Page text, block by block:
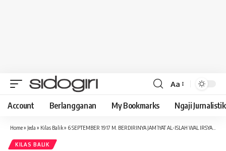
Font
Resizer
Aa
Account Berlangganan My Bookmarks Ngaji Jurnalistik
Home» Jeda » Kilas Balik» 6 SEPTEMBER 1917 M. BERDIRINYA JAM’IYAT AL-ISLAH WAL IRSYAD AL-ISLAMIYAH
KILAS BALIK